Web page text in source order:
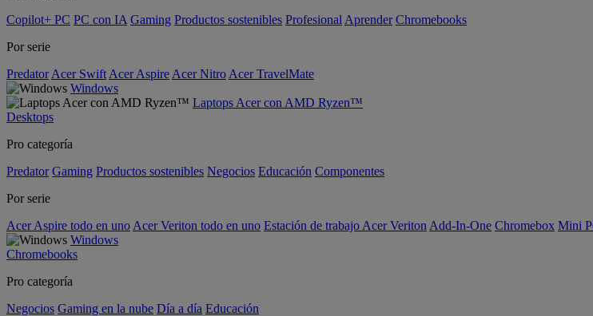
Copilot+ PC PC con IA Gaming Productos sostenibles Profesional Aprender Chromebooks
Por serie
Predator Acer Swift Acer Aspire Acer Nitro Acer TravelMate
Windows
Laptops Acer con AMD Ryzen™
Desktops
Pro categoría
Predator Gaming Productos sostenibles Negocios Educación Componentes
Por serie
Acer Aspire todo en uno Acer Veriton todo en uno Estación de trabajo Acer Veriton Add-In-One Chromebox Mini
Windows
Chromebooks
Pro categoría
Negocios Gaming en la nube Día a día Educación